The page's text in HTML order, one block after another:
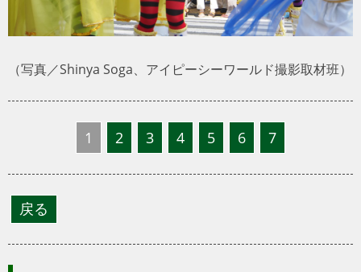
（写真／Shinya Soga、アイピーシーワールド撮影取材班）
1 2 3 4 5 6 7